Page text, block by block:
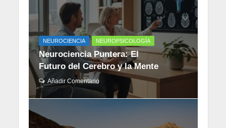
NEUROCIENCIA NEUROPSICOLOGÍA
Neurociencia Puntera: El
Futuro del Cerebro y la Mente
Añadir Comentario